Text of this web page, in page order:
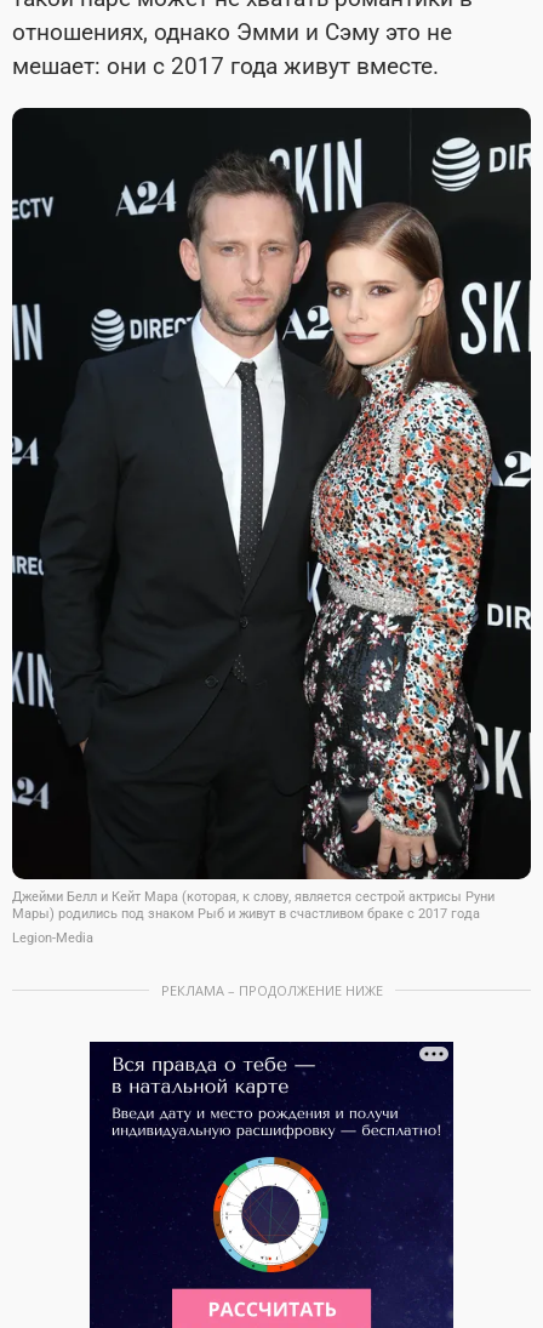
отношениях, однако Эмми и Сэму это не
мешает: они с 2017 года живут вместе.
Джейми Белл и Кейт Мара (которая, к слову, является сестрой актрисы Руни
Мары) родились под знаком Рыб и живут в счастливом браке с 2017 года
Legion-Media
РЕКЛАМА – ПРОДОЛЖЕНИЕ НИЖЕ